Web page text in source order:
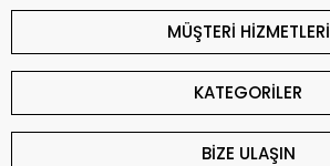
MÜŞTERİ HİZMETLERİ
KATEGORİLER
BİZE ULAŞIN